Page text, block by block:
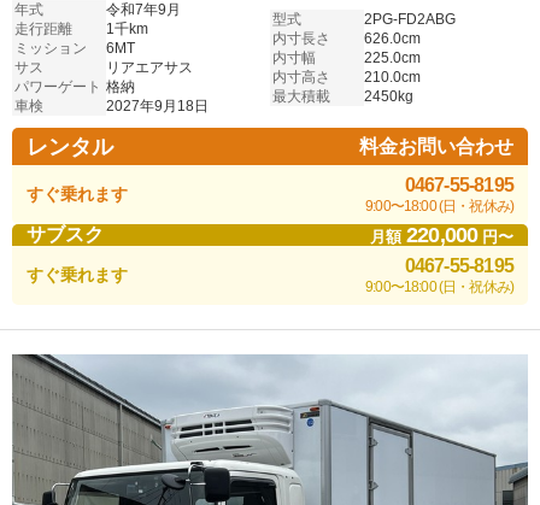
年式
令和7年9月
走行距離
1千km
ミッション
6MT
サス
リアエアサス
パワーゲート 格納
車検
2027年9月18日
型式
2PG-FD2ABG
内寸長さ
626.0cm
内寸幅
225.0cm
内寸高さ
210.0cm
最大積載
2450kg
レンタル 料金お問い合わせ
すぐ乗れます 0467-55-8195
9:00〜18:00 (日・祝休み)
サブスク 月額220,000円〜
すぐ乗れます 0467-55-8195
9:00〜18:00 (日・祝休み)